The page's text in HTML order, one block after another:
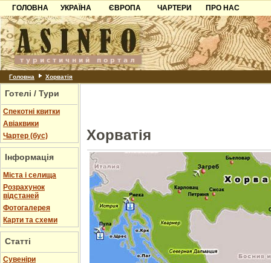
ГОЛОВНА
УКРАЇНА
Карпати
Азов
Причорноморря
Шацьк
ЄВРОПА
Чорногорія
Хорватія
Болгарія
ЧАРТЕРИ
ПРО НАС
Контакти
Партнерам
Додати готель
Головна Хорватія
Готелі / Тури
Спекотні квитки
Авіаквики
Чартер (бус)
Інформація
Міста і селища
Розрахунок
відстаней
Фотогалерея
Карти та схеми
Статті
Cувеніри
Хорватія